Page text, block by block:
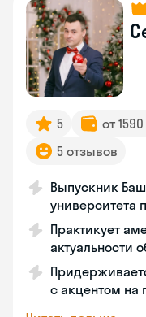
5 от
5 отзывов
Выпускник
университета
Практикует
актуальности
с акцентом на